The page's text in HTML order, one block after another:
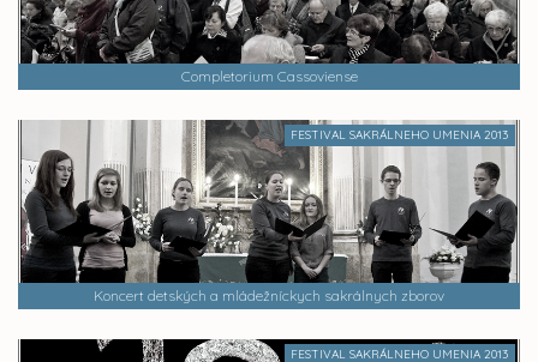
Completorium Cassoviense
FESTIVAL SAKRÁLNEHO UMENIA 2013
Koncert detských a mládežníckych sakrálnych zborov
FESTIVAL SAKRÁLNEHO UMENIA 2013